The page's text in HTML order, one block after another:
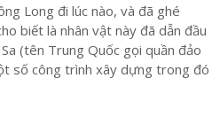
Long đi lúc nào, và đã ghé
biết là nhân vật này đã dẫn đầu
(tên Trung Quốc gọi quần đảo
số công trình xây dựng trong đó